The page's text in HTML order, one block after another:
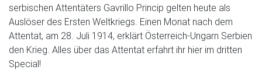
serbischen Attentäters Gavrillo Princip gelten heute als
Auslöser des Ersten Weltkriegs. Einen Monat nach dem
Attentat, am 28. Juli 1914, erklärt Österreich-Ungarn Serbien
den Krieg. Alles über das Attentat erfahrt ihr hier im dritten
Special!